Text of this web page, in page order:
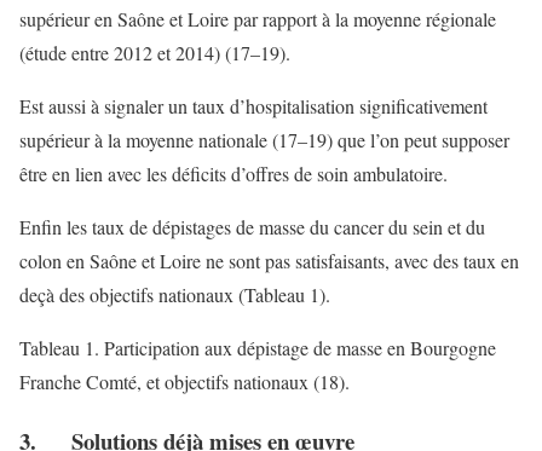
supérieur en Saône et Loire par rapport à la moyenne régionale
(étude entre 2012 et 2014) (17–19).
Est aussi à signaler un taux d’hospitalisation significativement
supérieur à la moyenne nationale (17–19) que l’on peut supposer
être en lien avec les déficits d’offres de soin ambulatoire.
Enfin les taux de dépistages de masse du cancer du sein et du
colon en Saône et Loire ne sont pas satisfaisants, avec des taux en
deçà des objectifs nationaux (Tableau 1).
Tableau 1. Participation aux dépistage de masse en Bourgogne
Franche Comté, et objectifs nationaux (18).
3. Solutions déjà mises en œuvre